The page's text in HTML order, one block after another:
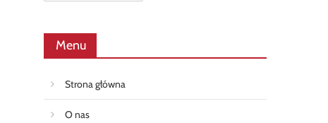
Menu
Strona główna
O nas